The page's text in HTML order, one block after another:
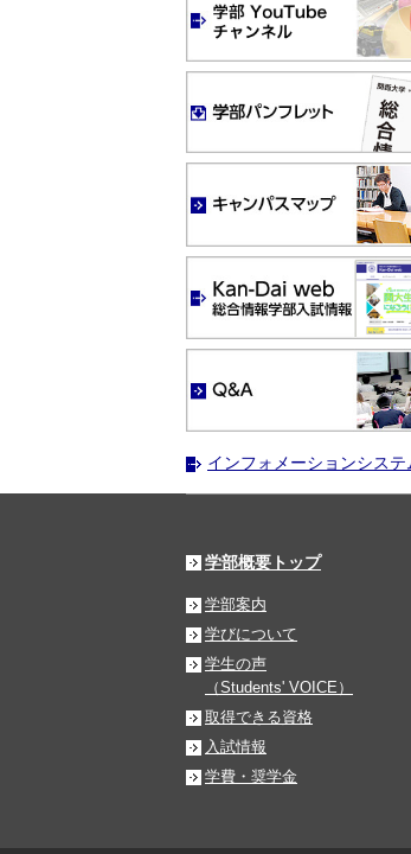
インフォメーションシステ
学部概要トップ
学部案内
学びについて
学生の声
（Students' VOICE）
取得できる資格
入試情報
学費・奨学金